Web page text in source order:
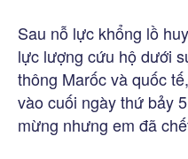
Sau nỗ lực khổng lồ
lực lượng cứu hộ dưới
thông Marốc và quốc
vào cuối ngày thứ bảy
mừng nhưng em đã